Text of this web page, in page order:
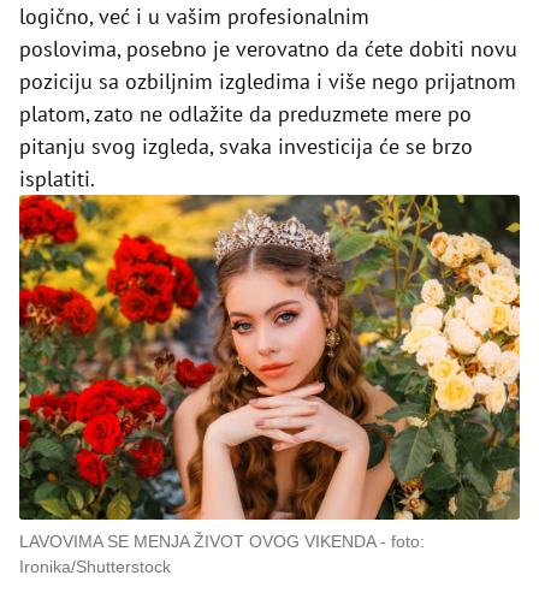
logično, već i u vašim profesionalnim
poslovima, posebno je verovatno da ćete dobiti novu
poziciju sa ozbiljnim izgledima i više nego prijatnom
platom, zato ne odlažite da preduzmete mere po
pitanju svog izgleda, svaka investicija će se brzo
isplatiti.
LAVOVIMA SE MENJA ŽIVOT OVOG VIKENDA
foto:
Ironika/Shutterstock